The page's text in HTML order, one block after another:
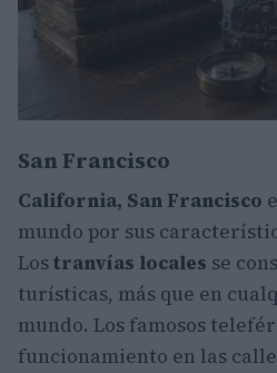
San Francisco
California, San Francisco
mundo por sus
Lostranvías locales se
turísticas, más que en
mundo. Los famosos
funcionamiento en las